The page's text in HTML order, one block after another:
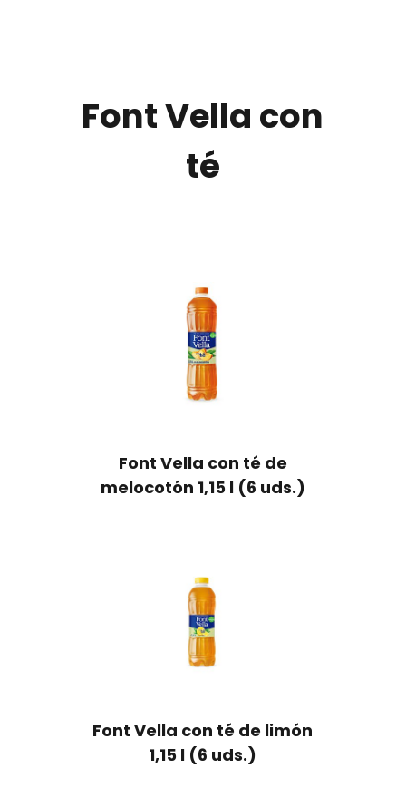
Font Vella con
té
Font Vella con té de
melocotón 1,15 l (6 uds.)
Font Vella con té de limón
1,15 l (6 uds.)